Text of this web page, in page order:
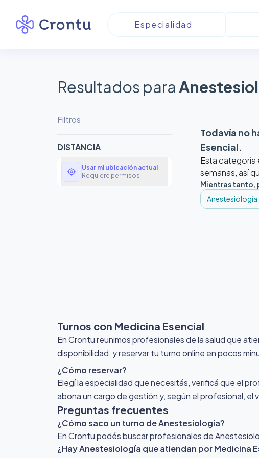
Resultados para
Filtros
DISTANCIA
my_location
Usar mi ubicación actual
Requiere permisos
Todavía no
Esencial.
Esta categoría
semanas, así
Mientras tanto,
Anestesiología
Turnos con Medicina Esencial
En Crontu reunimos profesionales de la salud que
disponibilidad, y reservar tu turno online en pocos
¿Cómo reservar?
Elegí la especialidad que necesitás, verificá que el
abona un cargo de gestión y, según el profesional,
Preguntas frecuentes
¿Cómo saco un turno de Anestesiología?
En Crontu podés buscar profesionales de
¿Hay Anestesiología que atiendan por Medicina